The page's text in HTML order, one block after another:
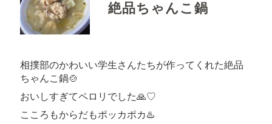
絶品ちゃんこ鍋
相撲部のかわいい学生さんたちが作ってくれた絶品
ちゃんこ鍋🍲
おいしすぎてペロリでした🙏♡
こころもからだもポッカポカ♨️